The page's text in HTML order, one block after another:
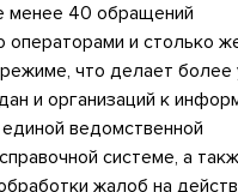
менее 40 обращений
операторами и cтолько
что делает
и организаций к
ведомственной
системе, а
жалоб на